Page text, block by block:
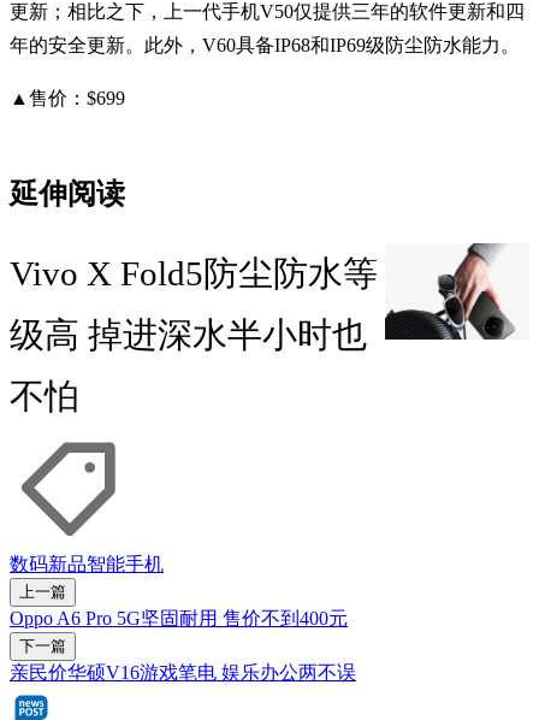
更新；相比之下，上一代手机V50仅提供三年的软件更新和四
年的安全更新。此外，V60具备IP68和IP69级防尘防水能力。
▲售价：$699
延伸阅读
Vivo X Fold5防尘防水等
级高 掉进深水半小时也
不怕
数码新品智能手机
上一篇
Oppo A6 Pro 5G坚固耐用 售价不到400元
下一篇
亲民价华硕V16游戏笔电 娱乐办公两不误